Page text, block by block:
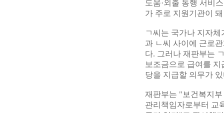
도움·외출 동행 서비
가 주로 지원기관이
ㄱ씨는 국가나 지자
과 ㄴ씨 사이에 근로
다. 그러나 재판부는
보조금으로 급여를
당을 지급할 의무가
재판부는 "보건복지
관리책임자로부터 교